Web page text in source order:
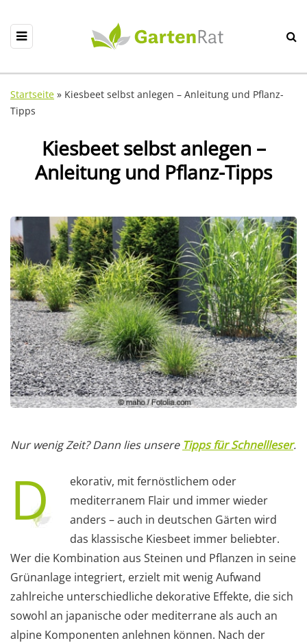
Startseite » Kiesbeet selbst anlegen – Anleitung und Pflanz-
Tipps
Kiesbeet selbst anlegen –
Anleitung und Pflanz-Tipps
Nur wenig Zeit? Dann lies unsere Tipps für Schnellleser.
D
ekorativ, mit fernöstlichem oder
mediterranem Flair und immer wieder
anders – auch in deutschen Gärten wird
das klassische Kiesbeet immer beliebter.
Wer die Kombination aus Steinen und Pflanzen in seine
Grünanlage integriert, erzielt mit wenig Aufwand
zahlreiche unterschiedliche dekorative Effekte, die sich
sowohl an japanische oder mediterrane als auch an
alpine Komponenten anlehnen können. Nach der